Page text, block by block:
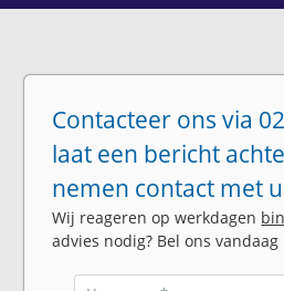
Contacteer ons via
laat een bericht
nemen contact met
Wij reageren op werkdagen
advies nodig? Bel ons vandaag